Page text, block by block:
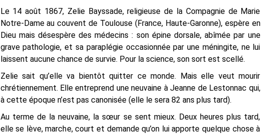
Le 14 août 1867, Zelie Bayssade, religieuse de la Compagnie de Marie
Notre-Dame au couvent de Toulouse (France, Haute-Garonne), espère en
Dieu mais désespère des médecins : son épine dorsale, abîmée par une
grave pathologie, et sa paraplégie occasionnée par une méningite, ne lui
laissent aucune chance de survie. Pour la science, son sort est scellé.
Zelie sait qu’elle va bientôt quitter ce monde. Mais elle veut mourir
chrétiennement. Elle entreprend une neuvaine à Jeanne de Lestonnac qui,
à cette époque n’est pas canonisée (elle le sera 82 ans plus tard).
Au terme de la neuvaine, la sœur se sent mieux. Deux heures plus tard,
elle se lève, marche, court et demande qu’on lui apporte quelque chose à